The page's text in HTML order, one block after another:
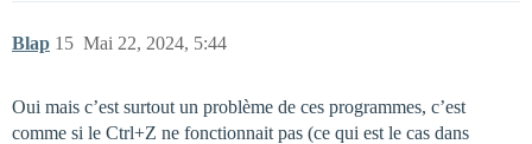
Blap Mai 22, 2024, 5:44
15
Oui mais c’est surtout un problème de ces programmes, c’est
comme si le Ctrl+Z ne fonctionnait pas (ce qui est le cas dans